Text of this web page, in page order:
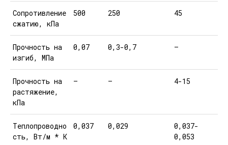
Сопротивление
сжатию, кПа
500 250 45
Прочность на
изгиб, МПа
0,07 0,3-0,7 —
Прочность на
растяжение,
кПа
— — 4-15
Теплопроводно
сть, Вт/м * К
0,037 0,029
0,037-
0,053